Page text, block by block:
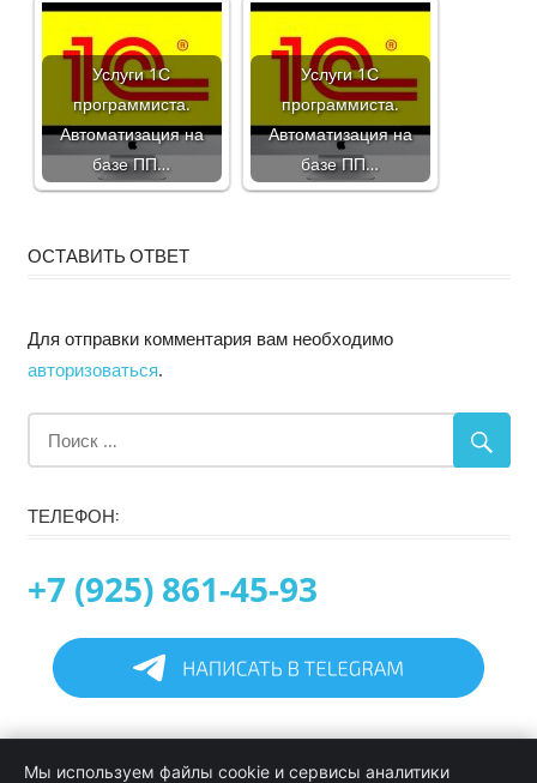
Услуги 1С
программиста.
Автоматизация на
базе ПП…
Услуги 1С
программиста.
Автоматизация на
базе ПП…
ОСТАВИТЬ ОТВЕТ
Для отправки комментария вам необходимо
авторизоваться.
ТЕЛЕФОН:
+7 (925) 861-45-93
Мы используем файлы cookie и сервисы аналитики